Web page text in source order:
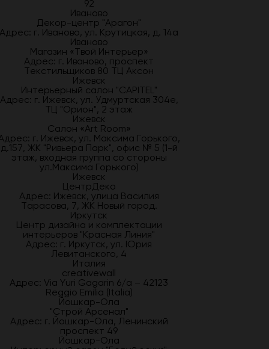
92
Иваново
Декор-центр "Арагон"
Адрес: г. Иваново, ул. Крутицкая, д. 14а
Иваново
Магазин «Твой Интерьер»
Адрес: г. Иваново, проспект
Текстильщиков 80 ТЦ Аксон
Ижевск
Интерьерный салон "CAPITEL"
Адрес: г. Ижевск, ул. Удмуртская 304е,
ТЦ "Орион", 2 этаж
Ижевск
Салон «Art Room»
г. Ижевск, ул. Максима Горького,
д.157, ЖК "Ривьера Парк", офис № 5 (1-й
этаж, входная группа со стороны
ул.Максима Горького)
Ижевск
ЦентрДеко
Адрес: Ижевск, улица Василия
Тарасова, 7, ЖК Новый город.
Иркутск
Центр дизайна и комплектации
интерьеров "Красная Линия"
Адрес: г. Иркутск, ул. Юрия
Левитанского, 4
Италия
creativewall
Адрес: Via Yuri Gagarin 6/a – 42123
Reggio Emilia (Italia)
Йошкар-Ола
"Строй Арсенал"
Адрес: г. Йошкар-Ола, Ленинский
проспект 49
Йошкар-Ола